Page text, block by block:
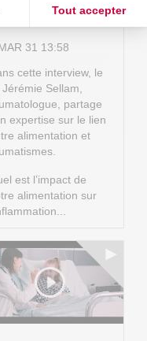
Tout accepter
: Personnalisez vos
et de gérer vos
31 13:58
cette interview, le
Jérémie Sellam,
partage
expertise sur le lien
alimentation et
est l’impact de
alimentation sur